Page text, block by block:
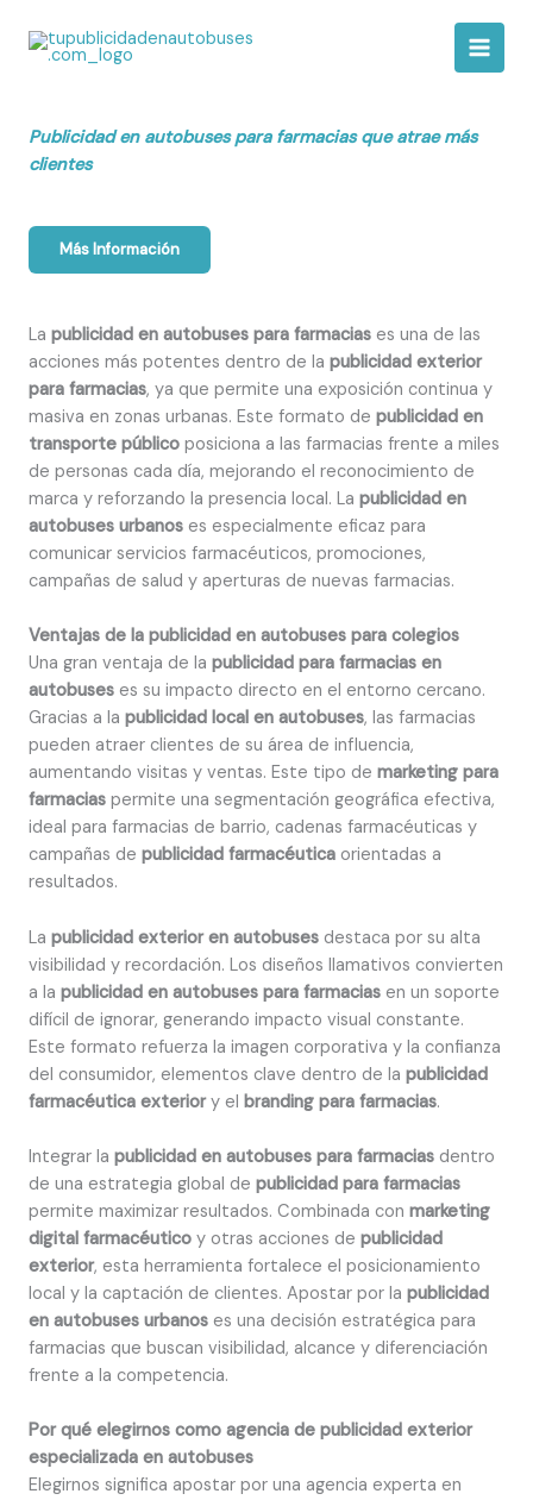
contenido
Publicidad en autobuses para farmacias que atrae más
clientes
Más Información
La publicidad en autobuses para farmacias es una de las
acciones más potentes dentro de la publicidad exterior
para farmacias, ya que permite una exposición continua y
masiva en zonas urbanas. Este formato de publicidad en
transporte público posiciona a las farmacias frente a miles
de personas cada día, mejorando el reconocimiento de
marca y reforzando la presencia local. La publicidad en
autobuses urbanos es especialmente eficaz para
comunicar servicios farmacéuticos, promociones,
campañas de salud y aperturas de nuevas farmacias.
Ventajas de la publicidad en autobuses para colegios
Una gran ventaja de la publicidad para farmacias en
autobuses es su impacto directo en el entorno cercano.
Gracias a la publicidad local en autobuses, las farmacias
pueden atraer clientes de su área de influencia,
aumentando visitas y ventas. Este tipo de marketing para
farmacias permite una segmentación geográfica efectiva,
ideal para farmacias de barrio, cadenas farmacéuticas y
campañas de publicidad farmacéutica orientadas a
resultados.
La publicidad exterior en autobuses destaca por su alta
visibilidad y recordación. Los diseños llamativos convierten
a la publicidad en autobuses para farmacias en un soporte
difícil de ignorar, generando impacto visual constante.
Este formato refuerza la imagen corporativa y la confianza
del consumidor, elementos clave dentro de la publicidad
farmacéutica exteriory el branding para farmacias.
Integrar la publicidad en autobuses para farmacias dentro
de una estrategia global de publicidad para farmacias
permite maximizar resultados. Combinada con marketing
digital farmacéutico y otras acciones de publicidad
exterior, esta herramienta fortalece el posicionamiento
local y la captación de clientes. Apostar por la publicidad
en autobuses urbanos es una decisión estratégica para
farmacias que buscan visibilidad, alcance y diferenciación
frente a la competencia.
Por qué elegirnos como agencia de publicidad exterior
especializada en autobuses
Elegirnos significa apostar por una agencia experta en